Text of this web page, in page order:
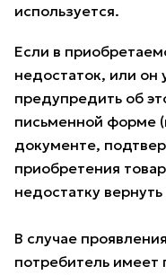
используется.
Если в
недостаток, или он
предупредить об
письменной форме
документе,
приобретения
недостатку вернуть
В случае
потребитель имеет